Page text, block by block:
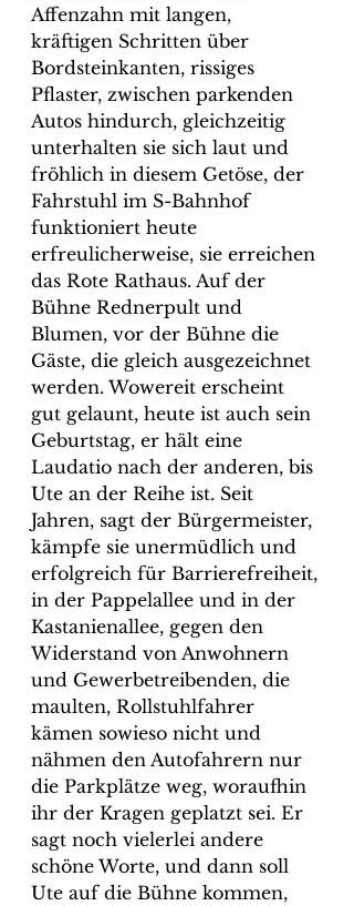
Affenzahn mit langen,
kräftigen Schritten über
Bordsteinkanten, rissiges
Pflaster, zwischen parkenden
Autos hindurch, gleichzeitig
unterhalten sie sich laut und
fröhlich in diesem Getöse, der
Fahrstuhl im S-Bahnhof
funktioniert heute
erfreulicherweise, sie erreichen
das Rote Rathaus. Auf der
Bühne Rednerpult und
Blumen, vor der Bühne die
Gäste, die gleich ausgezeichnet
werden. Wowereit erscheint
gut gelaunt, heute ist auch sein
Geburtstag, er hält eine
Laudatio nach der anderen, bis
Ute an der Reihe ist. Seit
Jahren, sagt der Bürgermeister,
kämpfe sie unermüdlich und
erfolgreich für Barrierefreiheit,
in der Pappelallee und in der
Kastanienallee, gegen den
Widerstand von Anwohnern
und Gewerbetreibenden, die
maulten, Rollstuhlfahrer
kämen sowieso nicht und
nähmen den Autofahrern nur
die Parkplätze weg, woraufhin
ihr der Kragen geplatzt sei. Er
sagt noch vielerlei andere
schöne Worte, und dann soll
Ute auf die Bühne kommen,